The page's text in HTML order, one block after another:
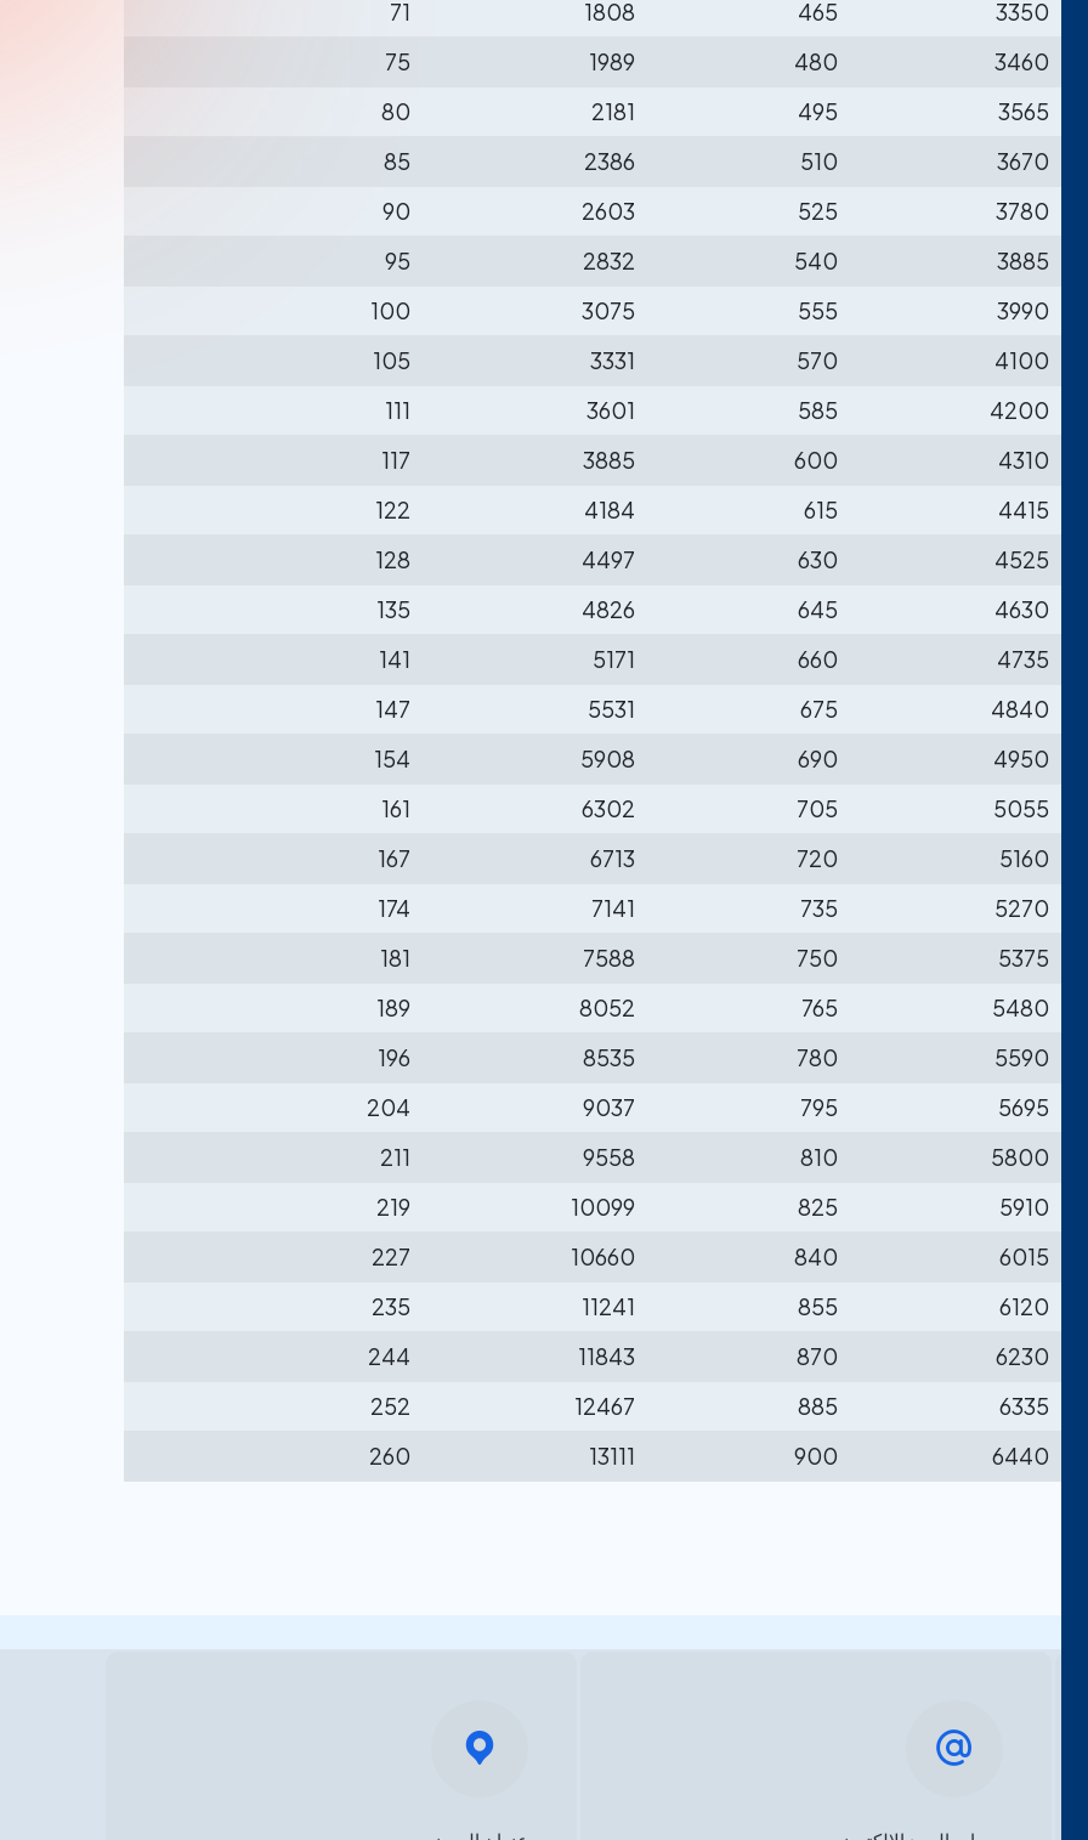
3350
465
1808
71
3460
480
1989
75
3565
495
2181
80
3670
510
2386
85
3780
525
2603
90
3885
540
2832
95
3990
555
3075
100
4100
570
3331
105
4200
585
3601
111
4310
600
3885
117
4415
615
4184
122
4525
630
4497
128
4630
645
4826
135
4735
660
5171
141
4840
675
5531
147
4950
690
5908
154
5055
705
6302
161
5160
720
6713
167
5270
735
7141
174
5375
750
7588
181
5480
765
8052
189
5590
780
8535
196
5695
795
9037
204
5800
810
9558
211
5910
825
10099
219
6015
840
10660
227
6120
855
11241
235
6230
870
11843
244
6335
885
12467
252
6440
900
13111
260